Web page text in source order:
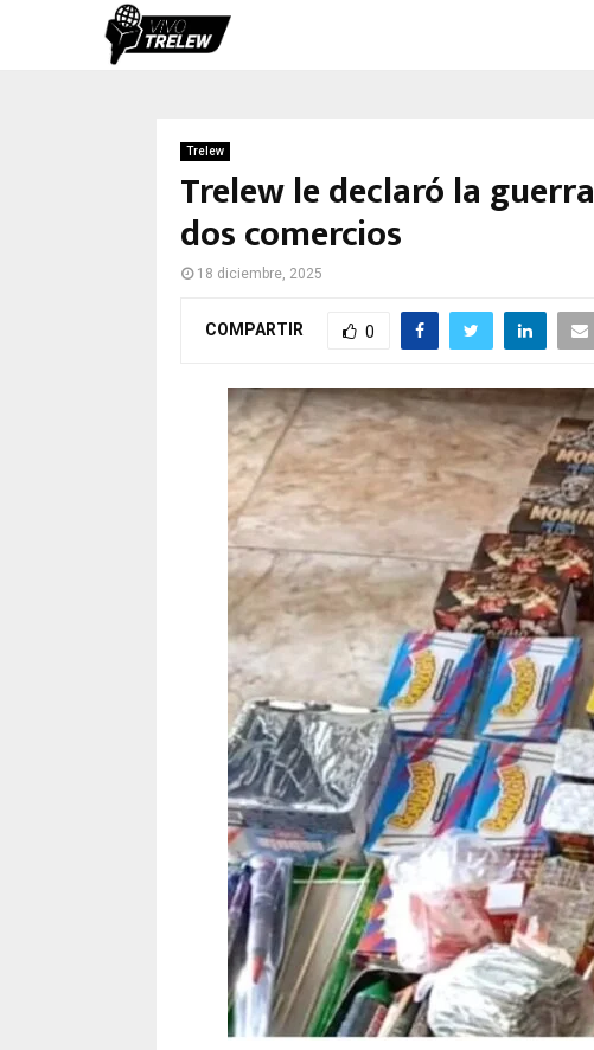
Trelew
Trelew le declaró la
dos comercios
18 diciembre, 2025
COMPARTIR 0